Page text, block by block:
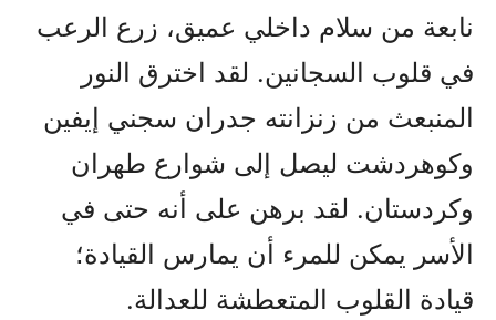
نابعة من سلام داخلي عميق، زرع الرعب
في قلوب السجانين. لقد اخترق النور
المنبعث من زنزانته جدران سجني إيفين
وكوهردشت ليصل إلى شوارع طهران
وكردستان. لقد برهن على أنه حتى في
الأسر يمكن للمرء أن يمارس القيادة؛
قيادة القلوب المتعطشة للعدالة.